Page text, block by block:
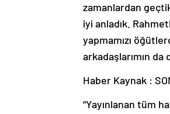
zamanlardan
iyi anladık.
yapmamızı
arkadaşlarımın
Haber Kaynak :
“Yayınlanan tüm